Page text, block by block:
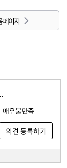
페이지
매우불만족